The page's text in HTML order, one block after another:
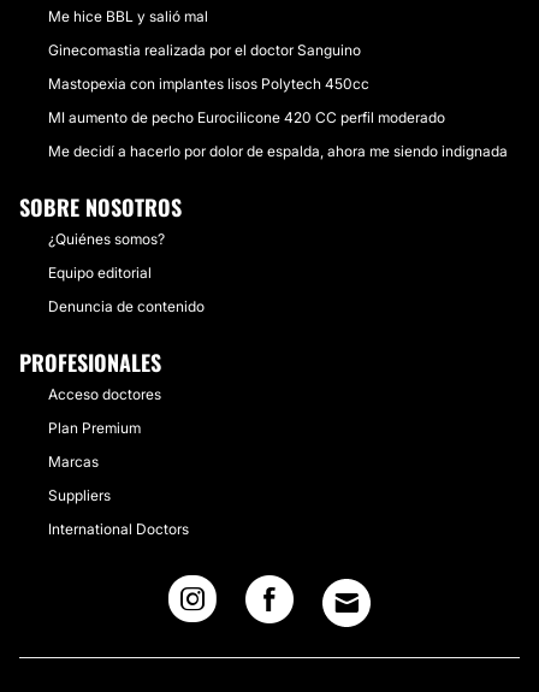
Me hice BBL y salió mal
Ginecomastia realizada por el doctor Sanguino
Mastopexia con implantes lisos Polytech 450cc
MI aumento de pecho Eurocilicone 420 CC perfil moderado
Me decidí a hacerlo por dolor de espalda, ahora me siendo indignada
SOBRE NOSOTROS
¿Quiénes somos?
Equipo editorial
Denuncia de contenido
PROFESIONALES
Acceso doctores
Plan Premium
Marcas
Suppliers
International Doctors